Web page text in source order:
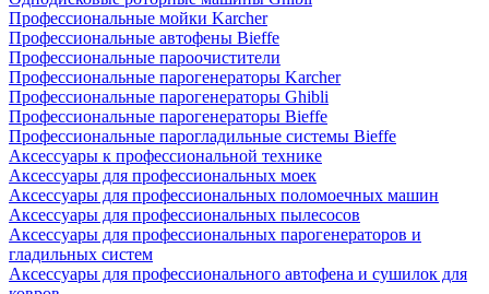
Профессиональные мойки Karcher
Профессиональные автофены Bieffe
Профессиональные пароочистители
Профессиональные парогенераторы Karcher
Профессиональные парогенераторы Ghibli
Профессиональные парогенераторы Bieffe
Профессиональные парогладильные системы Bieffe
Аксессуары к профессиональной технике
Аксессуары для профессиональных моек
Аксессуары для профессиональных поломоечных машин
Аксессуары для профессиональных пылесосов
Аксессуары для профессиональных парогенераторов и
гладильных систем
Аксессуары для профессионального автофена и сушилок для